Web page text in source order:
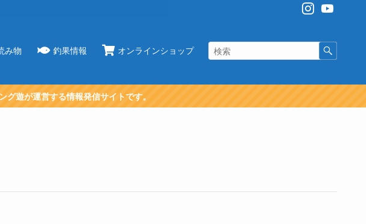
み物 釣果情報 オンラインショップ
グ遊が運営する情報発信サイトです。